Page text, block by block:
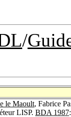
/
le Maoult, Fabrice
LISP. BDA 1987